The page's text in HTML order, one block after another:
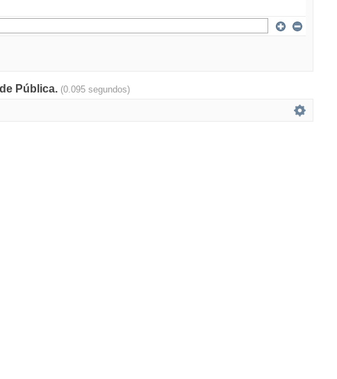
Pública. (0.095 segundos)